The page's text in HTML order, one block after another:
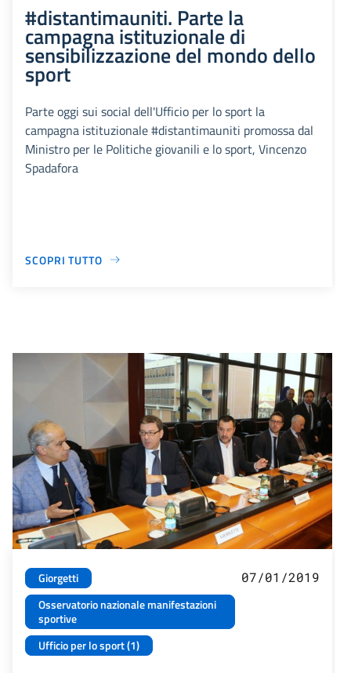
#distantimauniti. Parte la
campagna istituzionale di
sensibilizzazione del mondo dello
sport
Parte oggi sui social dell'Ufficio per lo sport la
campagna istituzionale #distantimauniti promossa dal
Ministro per le Politiche giovanili e lo sport, Vincenzo
Spadafora
SCOPRI TUTTO
Giorgetti
Osservatorio nazionale manifestazioni
sportive
Ufficio per lo sport (1)
07/01/2019